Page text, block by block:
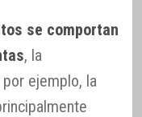
se comportan
, la
ejemplo, la